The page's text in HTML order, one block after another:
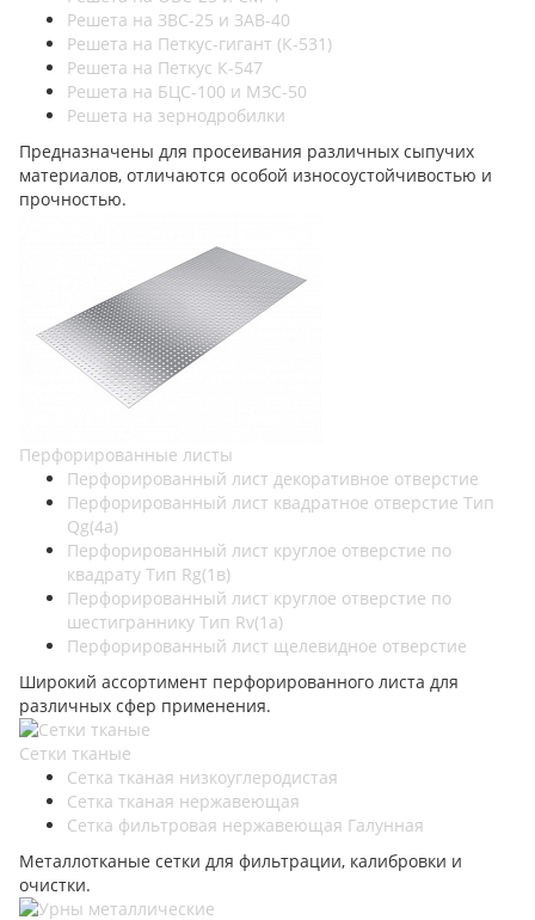
Решета на ЗВС-25 и ЗАВ-40
Решета на Петкус-гигант (К-531)
Решета на Петкус К-547
Решета на БЦС-100 и МЗС-50
Решета на зернодробилки
Предназначены для просеивания различных сыпучих
материалов, отличаются особой износоустойчивостью и
прочностью.
Перфорированные листы
Перфорированный лист декоративное отверстие
Перфорированный лист квадратное отверстие Тип
Qg(4а)
Перфорированный лист круглое отверстие по
квадрату Тип Rg(1в)
Перфорированный лист круглое отверстие по
шестиграннику Тип Rv(1а)
Перфорированный лист щелевидное отверстие
Широкий ассортимент перфорированного листа для
различных сфер применения.
Сетки тканые
Сетка тканая низкоуглеродистая
Сетка тканая нержавеющая
Сетка фильтровая нержавеющая Галунная
Металлотканые сетки для фильтрации, калибровки и
очистки.